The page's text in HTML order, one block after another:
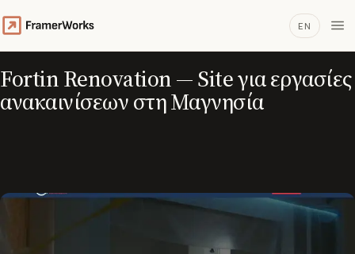
EN
Fortin Renovation — Site για εργασίες
ανακαινίσεων στη Μαγνησία